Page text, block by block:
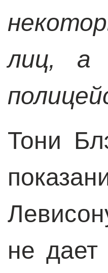
лиц, а
Тони
не дает